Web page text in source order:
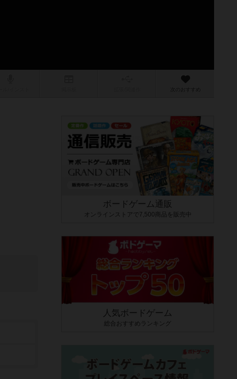
次のおすすめ
ボードゲーム通販
オンラインストアで7,500商品を販売中
人気ボードゲーム
総合おすすめランキング